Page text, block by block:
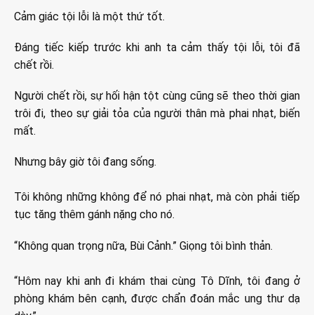
Cảm giác tội lỗi là một thứ tốt.
Đáng tiếc kiếp trước khi anh ta cảm thấy tội lỗi, tôi đã
chết rồi.
Người chết rồi, sự hối hận tột cùng cũng sẽ theo thời gian
trôi đi, theo sự giải tỏa của người thân mà phai nhạt, biến
mất.
Nhưng bây giờ tôi đang sống.
Tôi không những không để nó phai nhạt, mà còn phải tiếp
tục tăng thêm gánh nặng cho nó.
“Không quan trọng nữa, Bùi Cảnh.” Giọng tôi bình thản.
“Hôm nay khi anh đi khám thai cùng Tô Dĩnh, tôi đang ở
phòng khám bên cạnh, được chẩn đoán mắc ung thư dạ